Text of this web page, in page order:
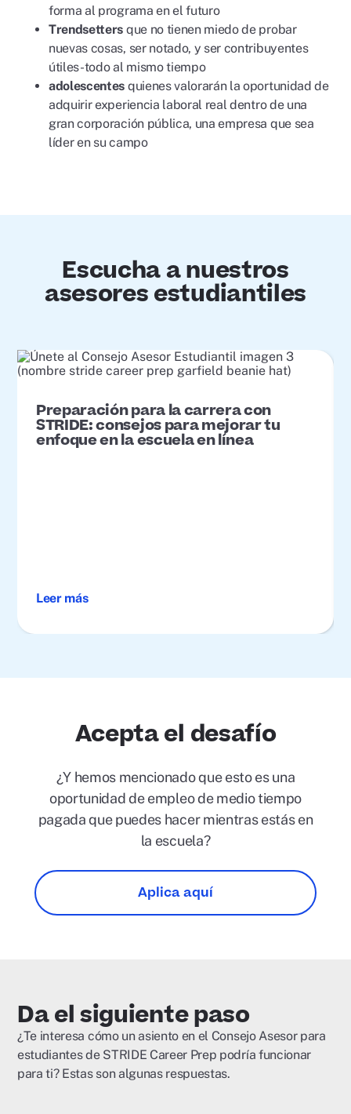
forma al programa en el futuro
Trendsetters que no tienen miedo de probar
nuevas cosas, ser notado, y ser contribuyentes
útiles-todo al mismo tiempo
adolescentes quienes valorarán la oportunidad de
adquirir experiencia laboral real dentro de una
gran corporación pública, una empresa que sea
líder en su campo
Escucha a nuestros
asesores estudiantiles
Preparación para la carrera con
STRIDE: consejos para mejorar tu
enfoque en la escuela en línea
Leer más
Acepta el desafío
¿Y hemos mencionado que esto es una
oportunidad de empleo de medio tiempo
pagada que puedes hacer mientras estás en
la escuela?
Aplica aquí
Da el siguiente paso
¿Te interesa cómo un asiento en el Consejo Asesor para
estudiantes de STRIDE Career Prep podría funcionar
para ti? Estas son algunas respuestas.